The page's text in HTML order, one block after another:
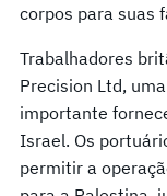
corpos para suas
Trabalhadores
Precision Ltd,
importante
Israel. Os
permitir a